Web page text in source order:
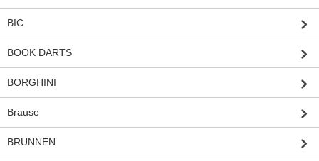
BIC
BOOK DARTS
BORGHINI
Brause
BRUNNEN